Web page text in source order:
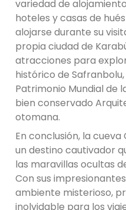
variedad de
hoteles y casas de
alojarse durante su
propia ciudad de
atracciones para
histórico de
Patrimonio Mundial de
bien conservado
otomana.
En conclusión, la cueva
un destino cautivador
las maravillas ocultas
Con sus
ambiente misterioso,
inolvidable para los